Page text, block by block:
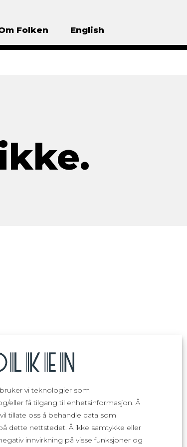
vi teknologier som
eller få tilgang til enhetsinformasjon. Å
tillate oss å behandle data som
dette nettstedet. Å ikke samtykke eller
innvirkning på visse funksjoner og
Folken English